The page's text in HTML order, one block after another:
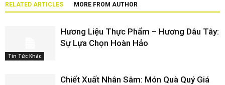
RELATED ARTICLES MORE FROM AUTHOR
Tin Tức Khác
Hương Liệu Thực Phẩm – Hương Dâu Tây:
Sự Lựa Chọn Hoàn Hảo
Chiết Xuất Nhân Sâm: Món Quà Quý Giá